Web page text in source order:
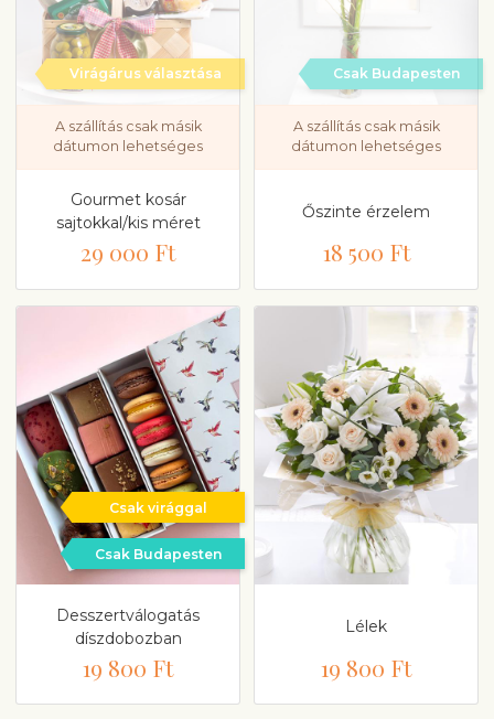
Virágárus választása
A szállítás csak másik
dátumon lehetséges
Gourmet kosár
sajtokkal/kis méret
29 000 Ft
Csak Budapesten
A szállítás csak másik
dátumon lehetséges
Őszinte érzelem
18 500 Ft
Csak virággal
Csak Budapesten
Desszertválogatás
díszdobozban
19 800 Ft
Lélek
19 800 Ft